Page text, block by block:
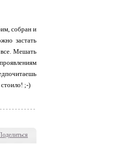
собран и
застать
все. Мешать
;-)